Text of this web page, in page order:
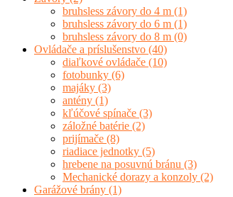
bruhsless závory do 4 m (1)
bruhsless závory do 6 m (1)
bruhsless závory do 8 m (0)
Ovládače a príslušenstvo (40)
diaľkové ovládače (10)
fotobunky (6)
majáky (3)
antény (1)
kľúčové spínače (3)
záložné batérie (2)
prijímače (8)
riadiace jednotky (5)
hrebene na posuvnú bránu (3)
Mechanické dorazy a konzoly (2)
Garážové brány (1)